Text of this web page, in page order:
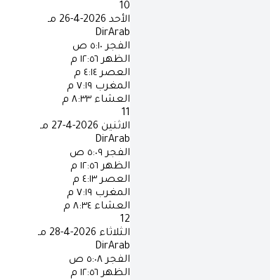
10
الأحد 2026-4-26 مـ
DirArab
الفجر ٥:١٠ ص
الظهر ١٢:٥٦ م
العصر ٤:١٤ م
المغرب ٧:١٩ م
العشاء ٨:٣٣ م
11
الاثنين 2026-4-27 مـ
DirArab
الفجر ٥:٠٩ ص
الظهر ١٢:٥٦ م
العصر ٤:١٣ م
المغرب ٧:١٩ م
العشاء ٨:٣٤ م
12
الثلاثاء 2026-4-28 مـ
DirArab
الفجر ٥:٠٨ ص
الظهر ١٢:٥٦ م